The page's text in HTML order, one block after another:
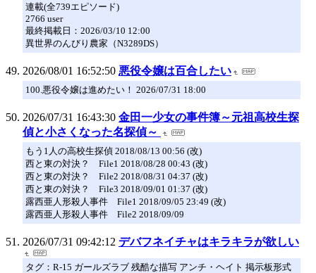
連載(全739エピソード)
2766 user
最終掲載日：2026/03/10 12:00
異世界のんびり農家（N3289DS）
2026/08/01 16:52:50 悪役令嬢は百合したい
100.悪役令嬢は進めたい！ 2026/07/31 18:00
2026/07/31 16:43:30 金田一少女の事件簿～元祖高校生探
偵と小さくなった名探偵～
もう1人の高校生探偵 2018/08/13 00:56 (改)
西と東の対決？ File1 2018/08/28 00:43 (改)
西と東の対決？ File2 2018/08/31 04:37 (改)
西と東の対決？ File3 2018/09/01 01:37 (改)
露西亜人形殺人事件 File1 2018/09/05 23:49 (改)
露西亜人形殺人事件 File2 2018/09/09
2026/07/31 09:42:12 デバフネイチャはキラキラが欲しい
タグ：R-15 ガールズラブ 残酷な描写 アンチ・ヘイト 掲示板形式